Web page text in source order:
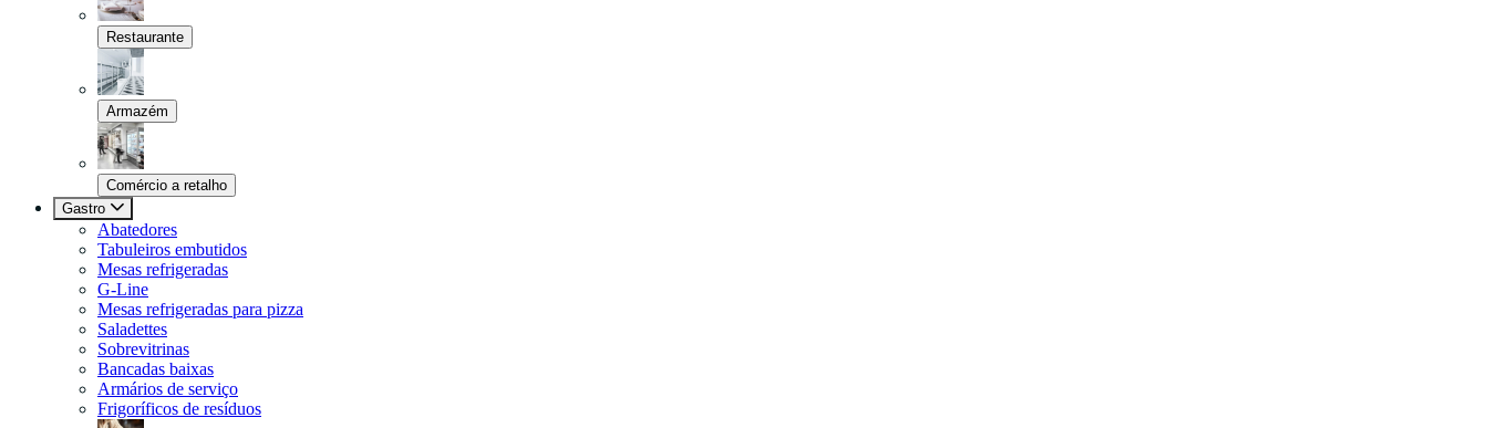
Restaurante
Armazém
Comércio a retalho
Gastro
Abatedores
Tabuleiros embutidos
Mesas refrigeradas
G-Line
Mesas refrigeradas para pizza
Saladettes
Sobrevitrinas
Bancadas baixas
Armários de serviço
Frigoríficos de resíduos